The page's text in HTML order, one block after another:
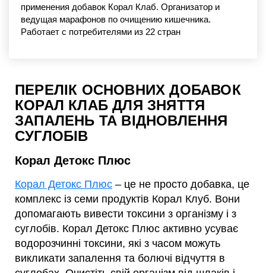
применения добавок Корал Клаб. Организатор и
ведущая марафонов по очищению кишечника.
Работает с потребителями из 22 стран
ПЕРЕЛІК ОСНОВНИХ ДОБАВОК
КОРАЛ КЛАБ ДЛЯ ЗНЯТТЯ
ЗАПАЛЕНЬ ТА ВІДНОВЛЕННЯ
СУГЛОБІВ
Корал Детокс Плюс
Корал Детокс Плюс – це не просто добавка, це
комплекс із семи продуктів Корал Клуб. Вони
допомагають вивести токсини з організму і з
суглобів. Корал Детокс Плюс активно усуває
водорозчинні токсини, які з часом можуть
викликати запалення та болючі відчуття в